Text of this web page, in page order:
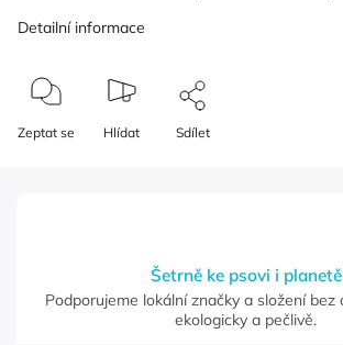
Detailní informace
Zeptat se Hlídat Sdílet
Šetrně ke psovi i planetě
Podporujeme lokální značky a složení bez
ekologicky a pečlivě.